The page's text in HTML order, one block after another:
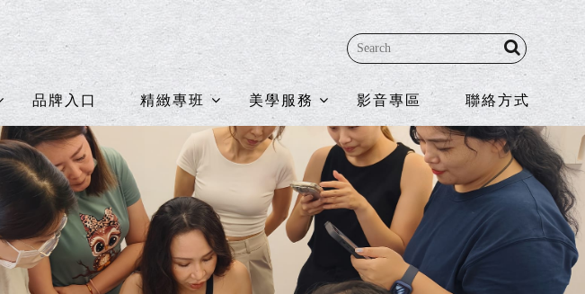
品牌入口 精緻專班 美學服務 影音專區 聯絡方式